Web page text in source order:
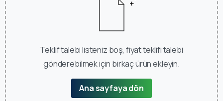
Teklif talebi listeniz boş, fiyat teklifi talebi
gönderebilmek için birkaç ürün ekleyin.
Ana sayfaya dön